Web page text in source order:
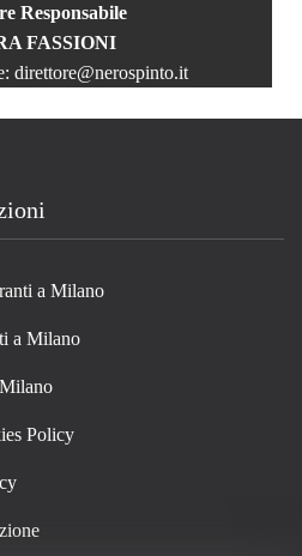
Responsabile
FASSIONI
direttore@nerospinto.it
a Milano
a Milano
Policy